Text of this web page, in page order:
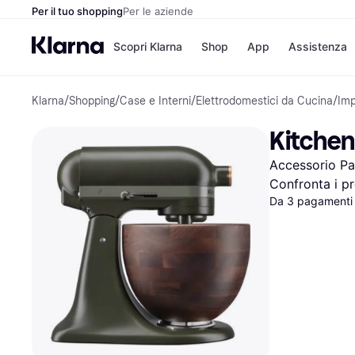
Per il tuo shoppingPer le aziende
Scopri Klarna
Opzioni di
Paga ora
Paga in 3 rate
Paga dopo 30 giorni
Finanziamento
Shop
Negozi
Unieuro
Media
eBay
Zalando
App Assistenza
Klarna/Shopping/Case e Interni/Elettrodomestici da Cucina/
Accessorio
Confronta i
Da 3